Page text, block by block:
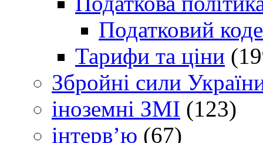
Податковий
Тарифи та ціни
Збройні сили
іноземні ЗМІ (123)
інтерв’ю (67)